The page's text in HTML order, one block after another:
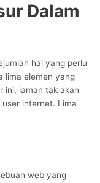
Dalam
hal yang perlu
lima elemen yang
ini, laman tak akan
internet. Lima
web yang